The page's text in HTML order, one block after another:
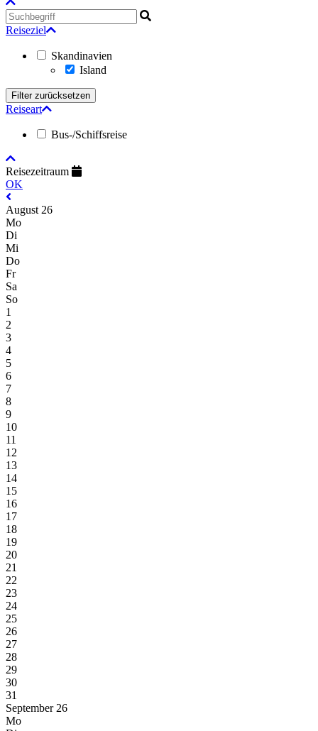
Reiseziel
Skandinavien
Island
Reiseart
Bus-/Schiffsreise
Reisezeitraum
OK
August 26
Mo
Di
Mi
Do
Fr
Sa
So
1
2
3
4
5
6
7
8
9
10
11
12
13
14
15
16
17
18
19
20
21
22
23
24
25
26
27
28
29
30
31
September 26
Mo